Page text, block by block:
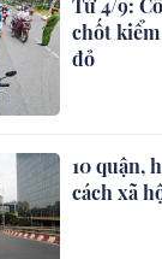
Từ 4/9:
chốt
đỏ
10 quận,
cách xã